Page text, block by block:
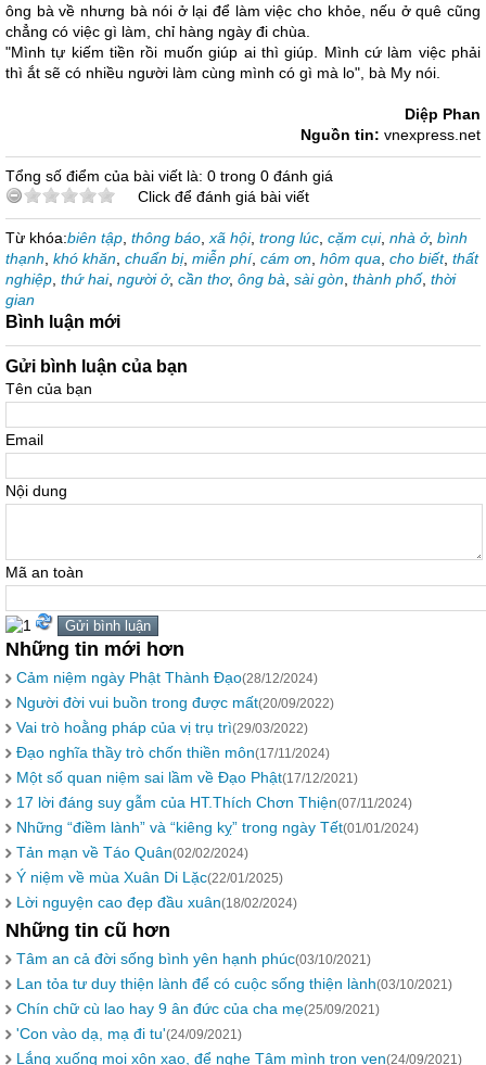
ông bà về nhưng bà nói ở lại để làm việc cho khỏe, nếu ở quê cũng
chẳng có việc gì làm, chỉ hàng ngày đi chùa.
"Mình tự kiếm tiền rồi muốn giúp ai thì giúp. Mình cứ làm việc phải
thì ắt sẽ có nhiều người làm cùng mình có gì mà lo", bà My nói.
Diệp Phan
Nguồn tin: vnexpress.net
Tổng số điểm của bài viết là: 0 trong 0 đánh giá
Click để đánh giá bài viết
Từ khóa:biên tập thông báo xã hội, trong lúc cặm cụi, nhà ở, bình
thạnh khó khăn chuẩn bị, miễn phí, cám ơn hôm qua cho biết, thất
nghiệp thứ hai, người ở, cần thơ, ông bà sài gòn thành phố, thời
gian
Bình luận mới
Gửi bình luận của bạn
Tên của bạn
Email
Nội dung
Mã an toàn
Những tin mới hơn
Cảm niệm ngày Phật Thành Đạo(28/12/2024)
Người đời vui buồn trong được mất(20/09/2022)
Vai trò hoằng pháp của vị trụ trì(29/03/2022)
Đạo nghĩa thầy trò chốn thiền môn(17/11/2024)
Một số quan niệm sai lầm về Đạo Phật(17/12/2021)
17 lời đáng suy gẫm của HT.Thích Chơn Thiện(07/11/2024)
Những “điềm lành” và “kiêng kỵ” trong ngày Tết(01/01/2024)
Tản mạn về Táo Quân(02/02/2024)
Ý niệm về mùa Xuân Di Lặc(22/01/2025)
Lời nguyện cao đẹp đầu xuân(18/02/2024)
Những tin cũ hơn
Tâm an cả đời sống bình yên hạnh phúc(03/10/2021)
Lan tỏa tư duy thiện lành để có cuộc sống thiện lành(03/10/2021)
Chín chữ cù lao hay 9 ân đức của cha mẹ(25/09/2021)
'Con vào dạ, mạ đi tu'(24/09/2021)
Lắng xuống mọi xôn xao, để nghe Tâm mình trọn vẹn(24/09/2021)